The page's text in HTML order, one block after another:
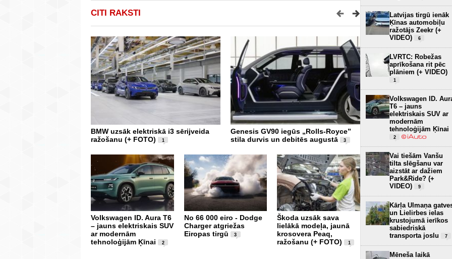
CITI RAKSTI
BMW uzsāk elektriskā i3 sērijveida
ražošanu (+ FOTO)
1
Genesis GV90 iegūs „Rolls-Royce”
stila durvis un debitēs augustā
3
Volkswagen ID. Aura T6
– jauns elektriskais SUV
ar modernām
tehnoloģijām Ķīnai
2
No 66 000 eiro - Dodge
Charger atgriežas
Eiropas tirgū
3
Škoda uzsāk sava
lielākā modeļa, jaunā
krosovera Peaq,
ražošanu (+ FOTO)
1
Miljardu vērtajam Aston
debesskrāpim Maiami
nopietni defekti
6
Xiaomi piesaka
SkyNomad N70 EREV –
luksusa SUV Eiropas
tirgum (+ FOTO)
Latvijas tirgū ienāk
Ķīnas automobiļu
ražotājs Zeekr (+
VIDEO)
6
LVRTC: Robežas
aprīkošana rit pēc
plāniem (+ VIDEO)
1
Volkswagen ID.
T6 – jauns
elektriskais SUV ar
modernām
tehnoloģijām Ķīnai
2
Vai tiešām Vanšu
tilta slēgšanu var
aizstāt ar dažiem
Park&Ride? (+
VIDEO)
9
Kārļa Ulmaņa
un Lielirbes ielas
krustojumā ierīkos
sabiedriskā
transporta joslu
7
Mēneša laikā